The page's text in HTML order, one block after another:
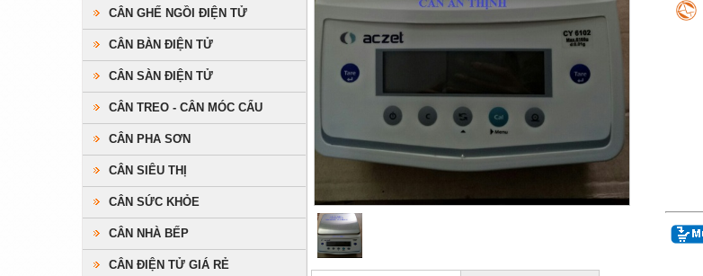
CÂN GHẾ NGỒI ĐIỆN TỬ
CÂN BÀN ĐIỆN TỬ
CÂN SÀN ĐIỆN TỬ
CÂN TREO - CÂN MÓC CẨU
CÂN PHA SƠN
CÂN SIÊU THỊ
CÂN SỨC KHỎE
CÂN NHÀ BẾP
CÂN ĐIỆN TỬ GIÁ RẺ